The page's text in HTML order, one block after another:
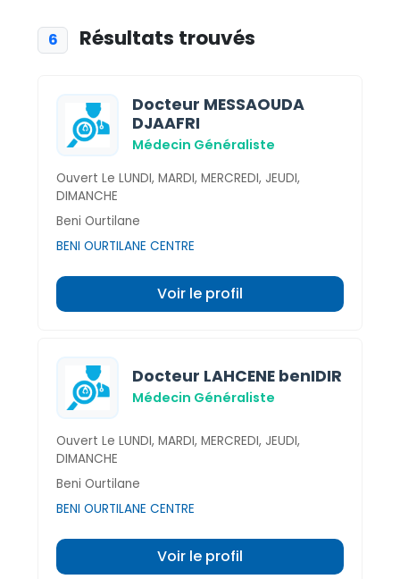
6 Résultats trouvés
Docteur MESSAOUDA
DJAAFRI
Médecin Généraliste
Ouvert Le LUNDI, MARDI, MERCREDI, JEUDI,
DIMANCHE
Beni Ourtilane
BENI OURTILANE CENTRE
Voir le profil
Docteur LAHCENE benIDIR
Médecin Généraliste
Ouvert Le LUNDI, MARDI, MERCREDI, JEUDI,
DIMANCHE
Beni Ourtilane
BENI OURTILANE CENTRE
Voir le profil